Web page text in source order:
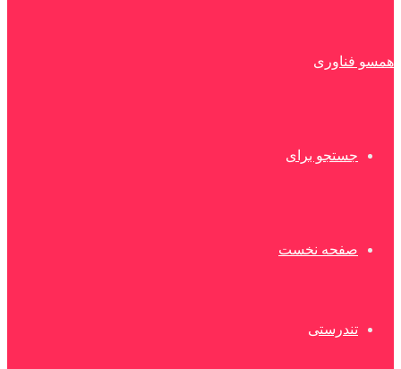
همسو فناوری
جستجو برای
صفحه نخست
تندرستی